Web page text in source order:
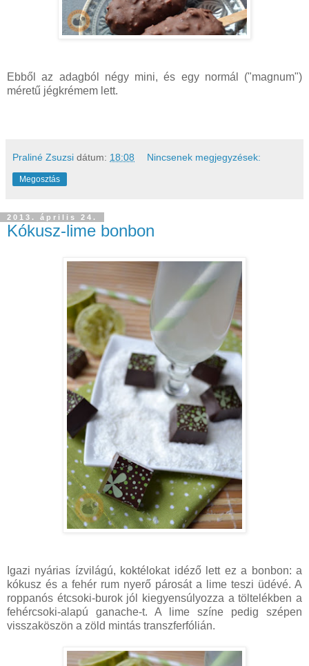
Ebből az adagból négy mini, és egy normál ("magnum")
méretű jégkrémem lett.
Praliné Zsuzsi dátum: 18:08 Nincsenek megjegyzések:
Megosztás
2013. április 24.
Kókusz-lime bonbon
Igazi nyárias ízvilágú, koktélokat idéző lett ez a bonbon: a
kókusz és a fehér rum nyerő párosát a lime teszi üdévé. A
roppanós étcsoki-burok jól kiegyensúlyozza a töltelékben a
fehércsoki-alapú ganache-t. A lime színe pedig szépen
visszaköszön a zöld mintás transzferfólián.